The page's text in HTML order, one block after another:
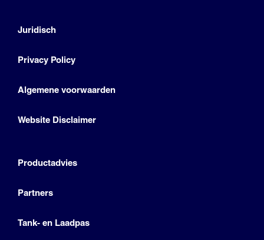
Juridisch
Privacy Policy
Algemene voorwaarden
Website Disclaimer
Productadvies
Partners
Tank- en Laadpas